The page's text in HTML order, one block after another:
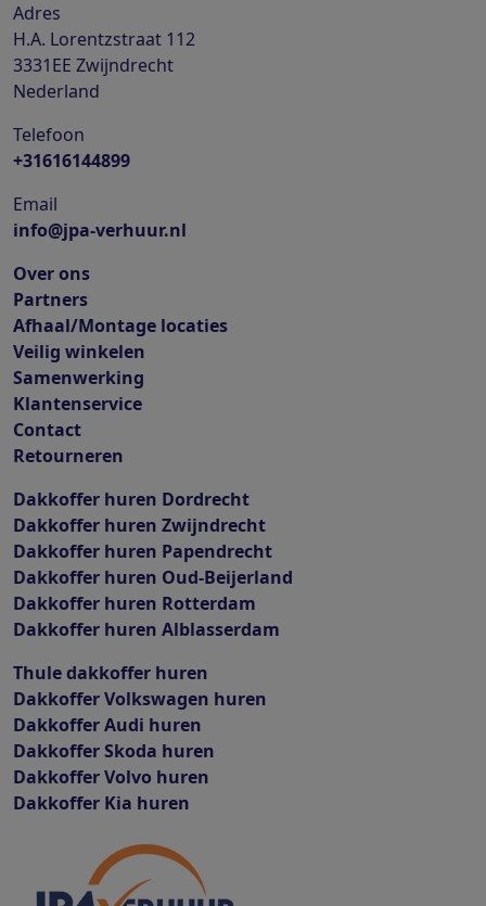
Adres
H.A. Lorentzstraat 112
3331EE Zwijndrecht
Nederland
Telefoon
+31616144899
Email
info@jpa-verhuur.nl
Over ons
Partners
Afhaal/Montage locaties
Veilig winkelen
Samenwerking
Klantenservice
Contact
Retourneren
Dakkoffer huren Dordrecht
Dakkoffer huren Zwijndrecht
Dakkoffer huren Papendrecht
Dakkoffer huren Oud-Beijerland
Dakkoffer huren Rotterdam
Dakkoffer huren Alblasserdam
Thule dakkoffer huren
Dakkoffer Volkswagen huren
Dakkoffer Audi huren
Dakkoffer Skoda huren
Dakkoffer Volvo huren
Dakkoffer Kia huren